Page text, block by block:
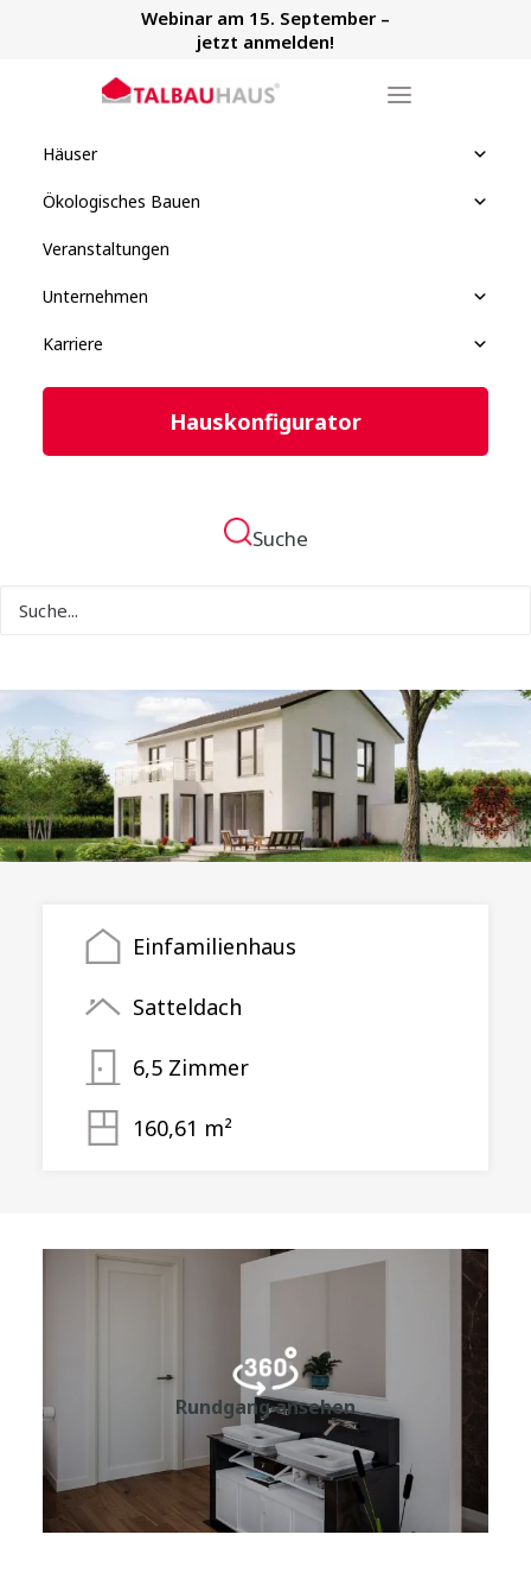
Webinar am 15. September –
jetzt anmelden!
Häuser
Ökologisches Bauen
Veranstaltungen
Unternehmen
Karriere
Hauskonfigurator
Suche
Einfamilienhaus
Satteldach
6,5 Zimmer
160,61 m²
Rundgang ansehen